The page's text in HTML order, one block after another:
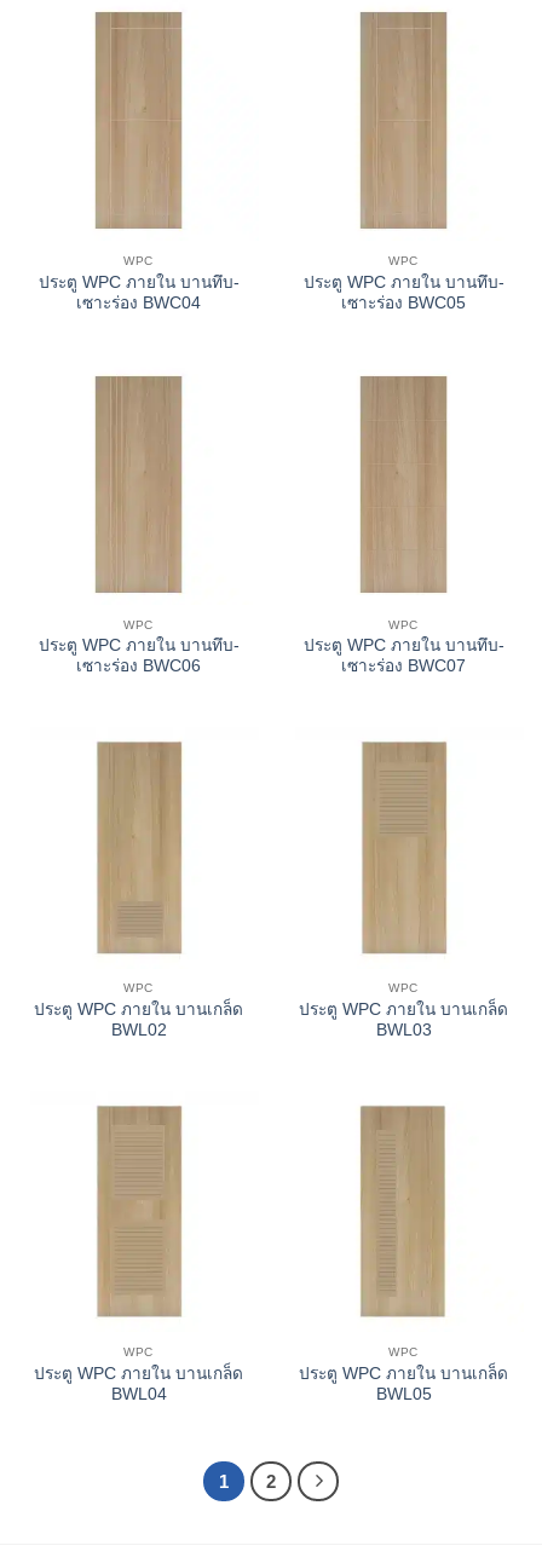
WPC
ประตู WPC ภายใน บานทึบ-
เซาะร่อง BWC04
WPC
ประตู WPC ภายใน บานทึบ-
เซาะร่อง BWC05
WPC
ประตู WPC ภายใน บานทึบ-
เซาะร่อง BWC06
WPC
ประตู WPC ภายใน บานทึบ-
เซาะร่อง BWC07
WPC
ประตู WPC ภายใน บานเกล็ด
BWL02
WPC
ประตู WPC ภายใน บานเกล็ด
BWL03
WPC
ประตู WPC ภายใน บานเกล็ด
BWL04
WPC
ประตู WPC ภายใน บานเกล็ด
BWL05
1 2